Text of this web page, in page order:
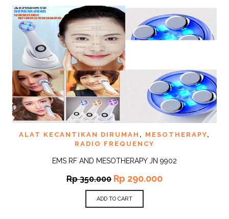
ALAT KECANTIKAN DIRUMAH , MESOTHERAPY,
RADIO FREQUENCY
EMS RF AND MESOTHERAPY JN 9902
Rp350.000 Rp 290.000
ADD TO CART